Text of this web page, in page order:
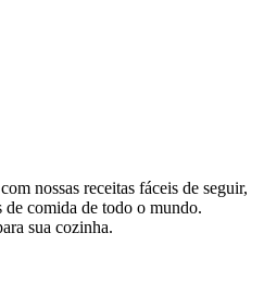
nossas receitas fáceis de seguir,
de comida de todo o mundo.
sua cozinha.